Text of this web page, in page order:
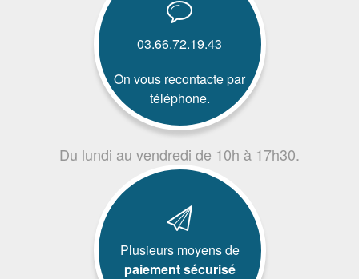
03.66.72.19.43
On vous recontacte par
téléphone.
Du lundi au vendredi de 10h à 17h30.
Plusieurs moyens de
paiement sécurisé